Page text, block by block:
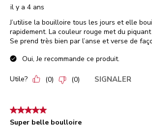
il y a 4 ans
J’utilise la bouilloire tous les jours et elle
rapidement. La couleur rouge met du
Se prend très bien par l’anse et verse de
Oui, Je recommande ce produit.
Utile? (0) (0) SIGNALER
5 étoile(s) sur 5.
Super belle boulloire